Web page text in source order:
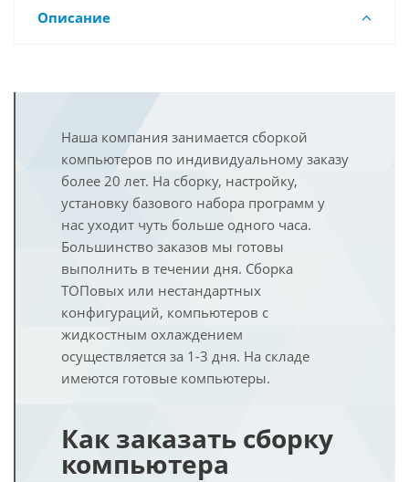
Описание
Наша компания занимается сборкой
компьютеров по индивидуальному заказу
более 20 лет. На сборку, настройку,
установку базового набора программ у
нас уходит чуть больше одного часа.
Большинство заказов мы готовы
выполнить в течении дня. Сборка
ТОПовых или нестандартных
конфигураций, компьютеров с
жидкостным охлаждением
осуществляется за 1-3 дня. На складе
имеются готовые компьютеры.
Как заказать сборку
компьютера